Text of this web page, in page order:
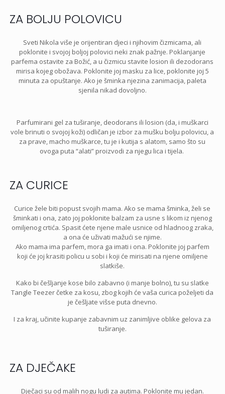
ZA BOLJU POLOVICU
Sveti Nikola više je orijentiran djeci i njihovim čizmicama, ali
poklonite i svojoj boljoj polovici neki znak pažnje. Poklanjanje
parfema ostavite za Božić, a u čizmicu stavite losion ili dezodorans
mirisa kojeg obožava. Poklonite joj masku za lice, poklonite joj 5
minuta za opuštanje. Ako je šminka njezina zanimacija, paleta
sjenila nikad dovoljno.
Parfumirani gel za tuširanje, deodorans ili losion (da, i muškarci
vole brinuti o svojoj koži) odličan je izbor za mušku bolju polovicu, a
za prave, macho muškarce, tu je i kutija s alatom, samo što su
ovoga puta “alati” proizvodi za njegu lica i tijela.
ZA CURICE
Curice žele biti popust svojih mama. Ako se mama šminka, želi se
šminkati i ona, zato joj poklonite balzam za usne s likom iz njenog
omiljenog crtića. Spasit ćete njene male usnice od hladnoog zraka,
a ona će uživati mažući se njime.
Ako mama ima parfem, mora ga imati i ona. Poklonite joj parfem
koji će joj krasiti policu u sobi i koji će mirisati na njene omiljene
slatkiše.
Kako bi češljanje kose bilo zabavno (i manje bolno), tu su slatke
Tangle Teezer četke za kosu, zbog kojih će vaša curica poželjeti da
je češljate višse puta dnevno.
I za kraj, učinite kupanje zabavnim uz zanimljive oblike gelova za
tuširanje.
ZA DJEČAKE
Dječaci su od malih nogu ludi za autima. Poklonite mu jedan.